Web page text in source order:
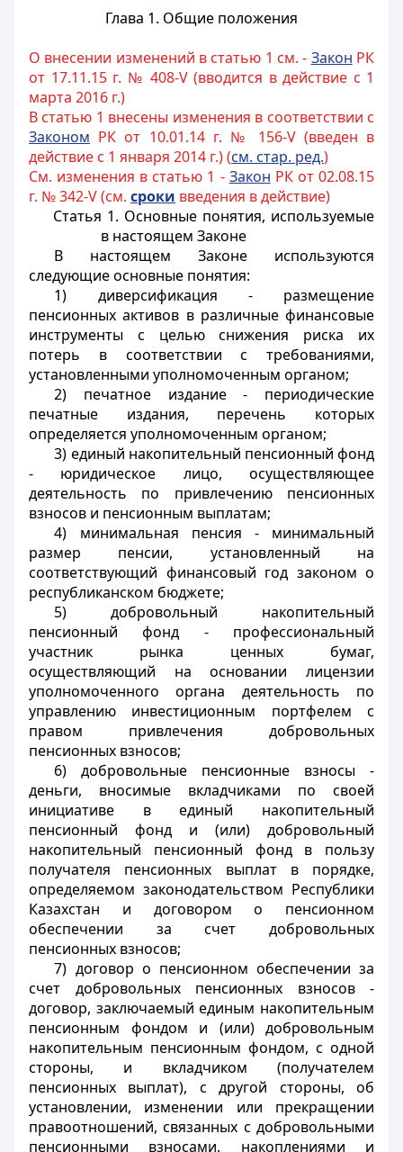
Глава 1. Общие положения
О внесении изменений в статью 1 см. - Закон РК
от 17.11.15 г. № 408-V (вводится в действие с 1
марта 2016 г.)
В статью 1 внесены изменения в соответствии с
Законом РК от 10.01.14 г. № 156-V (введен в
действие с 1 января 2014 г.) (см. стар. ред.)
См. изменения в статью 1 - Закон РК от 02.08.15
г. № 342-V (см. сроки введения в действие)
Статья 1. Основные понятия, используемые
в настоящем Законе
В настоящем Законе используются
следующие основные понятия:
1) диверсификация - размещение
пенсионных активов в различные финансовые
инструменты с целью снижения риска их
потерь в соответствии с требованиями,
установленными уполномоченным органом;
2) печатное издание - периодические
печатные издания, перечень которых
определяется уполномоченным органом;
3) единый накопительный пенсионный фонд
- юридическое лицо, осуществляющее
деятельность по привлечению пенсионных
взносов и пенсионным выплатам;
4) минимальная пенсия - минимальный
размер пенсии, установленный на
соответствующий финансовый год законом о
республиканском бюджете;
5) добровольный накопительный
пенсионный фонд - профессиональный
участник рынка ценных бумаг,
осуществляющий на основании лицензии
уполномоченного органа деятельность по
управлению инвестиционным портфелем с
правом привлечения добровольных
пенсионных взносов;
6) добровольные пенсионные взносы -
деньги, вносимые вкладчиками по своей
инициативе в единый накопительный
пенсионный фонд и (или) добровольный
накопительный пенсионный фонд в пользу
получателя пенсионных выплат в порядке,
определяемом законодательством Республики
Казахстан и договором о пенсионном
обеспечении за счет добровольных
пенсионных взносов;
7) договор о пенсионном обеспечении за
счет добровольных пенсионных взносов -
договор, заключаемый единым накопительным
пенсионным фондом и (или) добровольным
накопительным пенсионным фондом, с одной
стороны, и вкладчиком (получателем
пенсионных выплат), с другой стороны, об
установлении, изменении или прекращении
правоотношений, связанных с добровольными
пенсионными взносами, накоплениями и